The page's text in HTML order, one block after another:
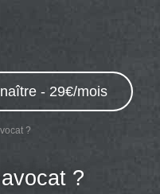
- 29€/mois
?
?